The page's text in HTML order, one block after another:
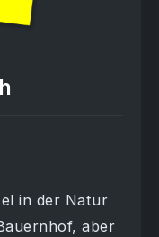
in der Natur
aber